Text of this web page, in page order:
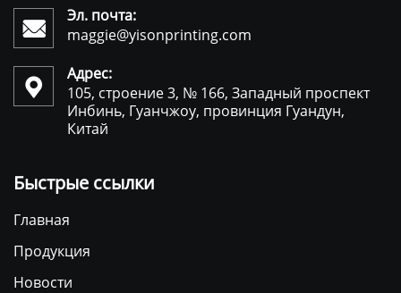

Эл. почта:
maggie@yisonprinting.com

Адрес:
105, строение 3, № 166, Западный проспект
Инбинь, Гуанчжоу, провинция Гуандун,
Китай
Быстрые ссылки
Главная
Продукция
Новости